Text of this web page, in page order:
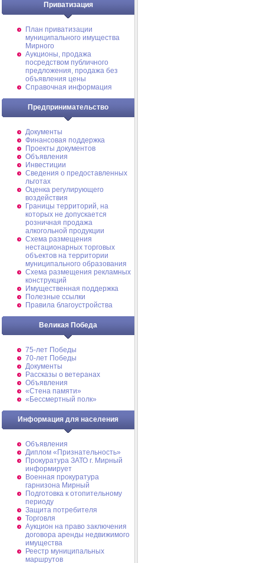
Приватизация
План приватизации
муниципального имущества
Мирного
Аукционы, продажа
посредством публичного
предложения, продажа без
объявления цены
Справочная информация
Предпринимательство
Документы
Финансовая поддержка
Проекты документов
Объявления
Инвестиции
Сведения о предоставленных
льготах
Оценка регулирующего
воздействия
Границы территорий, на
которых не допускается
розничная продажа
алкогольной продукции
Схема размещения
нестационарных торговых
объектов на территории
муниципального образования
Схема размещения рекламных
конструкций
Имущественная поддержка
Полезные ссылки
Правила благоустройства
Великая Победа
75-лет Победы
70-лет Победы
Документы
Рассказы о ветеранах
Объявления
«Стена памяти»
«Бессмертный полк»
Информация для населения
Объявления
Диплом «Признательность»
Прокуратура ЗАТО г. Мирный
информирует
Военная прокуратура
гарнизона Мирный
Подготовка к отопительному
периоду
Защита потребителя
Торговля
Аукцион на право заключения
договора аренды недвижимого
имущества
Реестр муниципальных
маршрутов